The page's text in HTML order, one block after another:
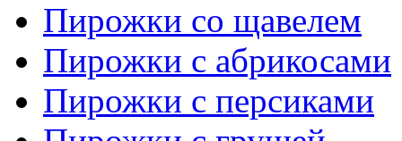
Пирожки со щавелем
Пирожки с абрикосами
Пирожки с персиками